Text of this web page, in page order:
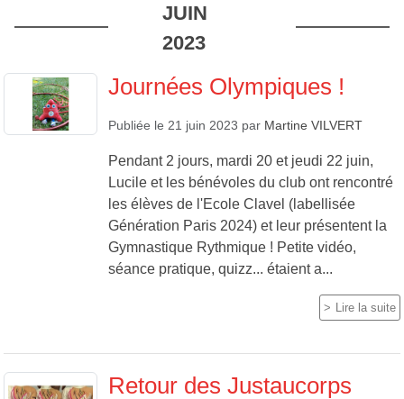
JUIN
2023
Journées Olympiques !
Publiée le 21 juin 2023 par Martine VILVERT
Pendant 2 jours, mardi 20 et jeudi 22 juin,
Lucile et les bénévoles du club ont rencontré
les élèves de l'Ecole Clavel (labellisée
Génération Paris 2024) et leur présentent la
Gymnastique Rythmique ! Petite vidéo,
séance pratique, quizz... étaient a...
Lire la suite
Retour des Justaucorps